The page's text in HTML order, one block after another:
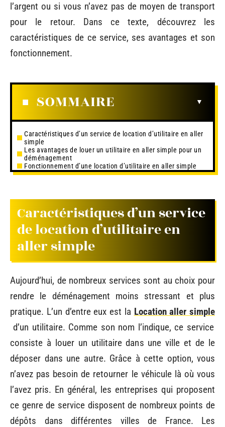
l’argent ou si vous n’avez pas de moyen de transport
pour le retour. Dans ce texte, découvrez les
caractéristiques de ce service, ses avantages et son
fonctionnement.
SOMMAIRE
Caractéristiques d’un service de location d’utilitaire en aller
simple
Les avantages de louer un utilitaire en aller simple pour un
déménagement
Fonctionnement d’une location d’utilitaire en aller simple
Caractéristiques d’un service
de location d’utilitaire en
aller simple
Aujourd’hui, de nombreux services sont au choix pour
rendre le déménagement moins stressant et plus
pratique. L’un d’entre eux est la Location aller simple
d’un utilitaire. Comme son nom l’indique, ce service
consiste à louer un utilitaire dans une ville et de le
déposer dans une autre. Grâce à cette option, vous
n’avez pas besoin de retourner le véhicule là où vous
l’avez pris. En général, les entreprises qui proposent
ce genre de service disposent de nombreux points de
dépôts dans différentes villes de France. Les